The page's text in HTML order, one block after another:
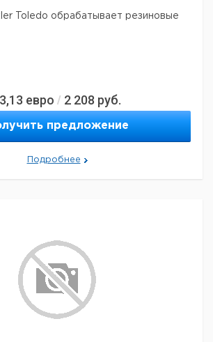
Toledo обрабатывает резиновые
евро / 2 208 руб.
предложение
Подробнее